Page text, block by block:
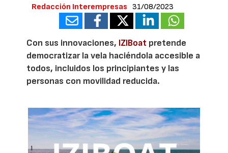
Redacción Interempresas 31/08/2023
Con sus innovaciones, IZIBoat pretende
democratizar la vela haciéndola accesible a
todos, incluidos los principiantes y las
personas con movilidad reducida.